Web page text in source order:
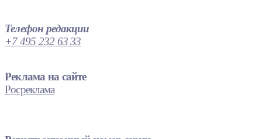
Телефон редакции
+7 495 232 63 33
Реклама на сайте
Росреклама